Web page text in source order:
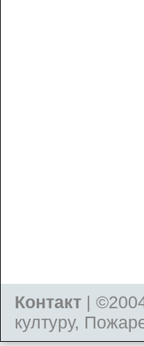
Контакт |
културу,